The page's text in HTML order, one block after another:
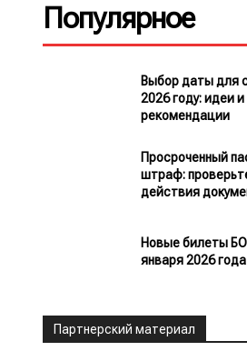
Популярное
Выбор даты для
2026 году: идеи и
рекомендации
Просроченный
штраф:
действия
Новые билеты
января 2026 года
Партнерский материал